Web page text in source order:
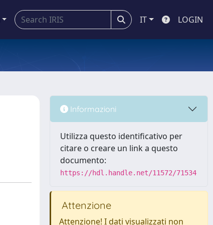
IT LOGIN
Informazioni
Utilizza questo identificativo per
citare o creare un link a questo
documento:
https://hdl.handle.net/11572/71534
Attenzione
Attenzione! I dati visualizzati non